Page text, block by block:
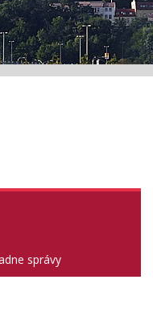
správy